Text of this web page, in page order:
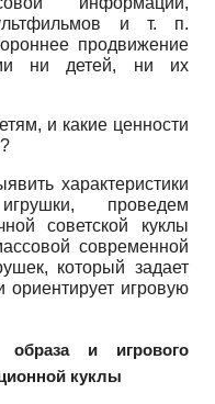
и т. п.
продвижение
ни детей, ни их
и какие ценности
характеристики
проведем
советской куклы
современной
который задает
игровую
образа и игрового
куклы